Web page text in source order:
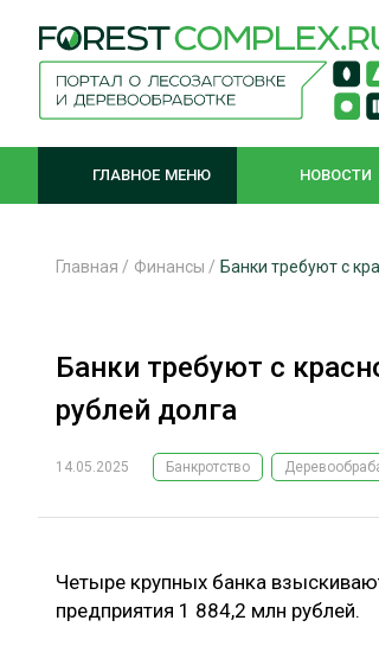
ГЛАВНОЕ МЕНЮ НОВОСТИ
ЛЕСОЗАГОТОВКА
ОБРАБОТКА ДРЕВЕСИНЫ
ЦИФРОВАЯ СРЕДА
ЛОГИСТИКА
Главная / Финансы / Банки требуют с
Банки требуют с
рублей долга
14.05.2025 Банкротство
Четыре крупных банка
предприятия 1 884,2 млн рублей.